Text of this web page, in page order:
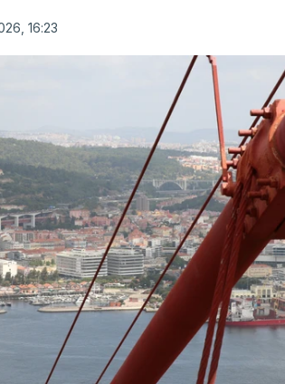
16:23